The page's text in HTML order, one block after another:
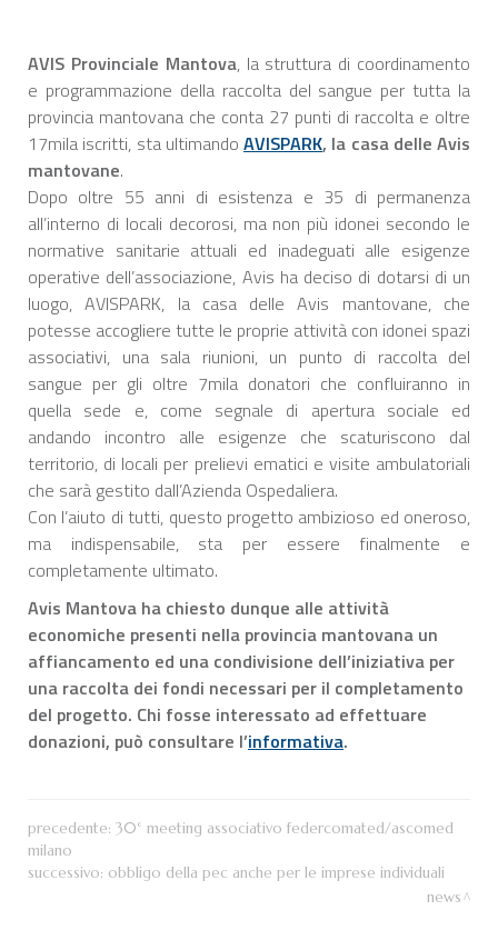
AVIS Provinciale Mantova, la struttura di coordinamento
e programmazione della raccolta del sangue per tutta la
provincia mantovana che conta 27 punti di raccolta e oltre
17mila iscritti, sta ultimando AVISPARK, la casa delle Avis
mantovane.
Dopo oltre 55 anni di esistenza e 35 di permanenza
all’interno di locali decorosi, ma non più idonei secondo le
normative sanitarie attuali ed inadeguati alle esigenze
operative dell’associazione, Avis ha deciso di dotarsi di un
luogo, AVISPARK, la casa delle Avis mantovane, che
potesse accogliere tutte le proprie attività con idonei spazi
associativi, una sala riunioni, un punto di raccolta del
sangue per gli oltre 7mila donatori che confluiranno in
quella sede e, come segnale di apertura sociale ed
andando incontro alle esigenze che scaturiscono dal
territorio, di locali per prelievi ematici e visite ambulatoriali
che sarà gestito dall’Azienda Ospedaliera.
Con l’aiuto di tutti, questo progetto ambizioso ed oneroso,
ma indispensabile, sta per essere finalmente e
completamente ultimato.
Avis Mantova ha chiesto dunque alle attività
economiche presenti nella provincia mantovana un
affiancamento ed una condivisione dell’iniziativa per
una raccolta dei fondi necessari per il completamento
del progetto. Chi fosse interessato ad effettuare
donazioni, può consultare l’informativa.
precedente: 30° meeting associativo federcomated/ascomed
milano
successivo: obbligo della pec anche per le imprese individuali
news